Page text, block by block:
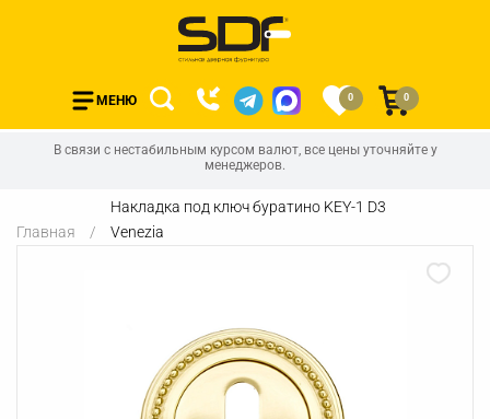
МЕНЮ 0 0
В связи с нестабильным курсом валют, все цены уточняйте у
менеджеров.
Главная
Накладка под ключ буратино KEY-1 D3
Venezia